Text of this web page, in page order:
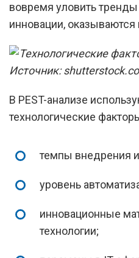
вовремя уловить
инновации,
Источник:
В PEST-анализе
технологические
темпы внедрения
уровень
инновационные
технологии;